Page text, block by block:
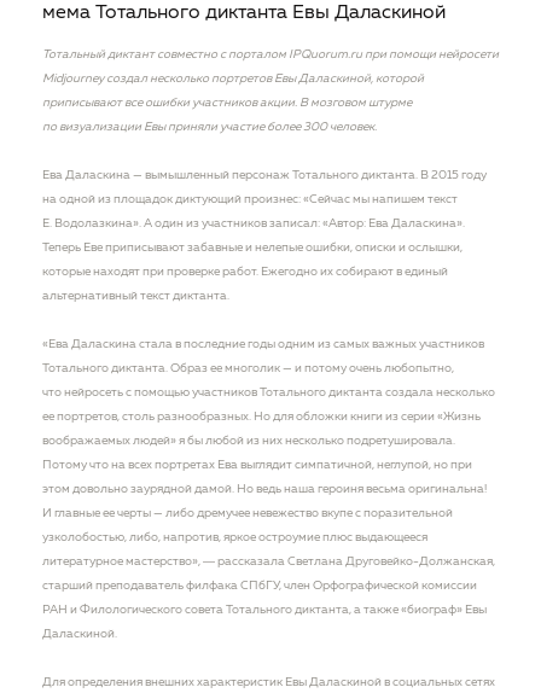
мема Тотального диктанта Евы Даласкиной
Тотальный диктант совместно с порталом IPQuorum.ru при помощи нейросети
Midjourney создал несколько портретов Евы Даласкиной, которой
приписывают все ошибки участников акции. В мозговом штурме
по визуализации Евы приняли участие более 300 человек.
Ева Даласкина — вымышленный персонаж Тотального диктанта. В 2015 году
на одной из площадок диктующий произнес: «Сейчас мы напишем текст
Е. Водолазкина». А один из участников записал: «Автор: Ева Даласкина».
Теперь Еве приписывают забавные и нелепые ошибки, описки и ослышки,
которые находят при проверке работ. Ежегодно их собирают в единый
альтернативный текст диктанта.
«Ева Даласкина стала в последние годы одним из самых важных участников
Тотального диктанта. Образ ее многолик — и потому очень любопытно,
что нейросеть с помощью участников Тотального диктанта создала несколько
ее портретов, столь разнообразных. Но для обложки книги из серии «Жизнь
воображаемых людей» я бы любой из них несколько подретушировала.
Потому что на всех портретах Ева выглядит симпатичной, неглупой, но при
этом довольно заурядной дамой. Но ведь наша героиня весьма оригинальна!
И главные ее черты — либо дремучее невежество вкупе с поразительной
узколобостью, либо, напротив, яркое остроумие плюс выдающееся
литературное мастерство», ― рассказала Светлана Друговейко-Должанская,
старший преподаватель филфака СПбГУ, член Орфографической комиссии
РАН и Филологического совета Тотального диктанта, а также «биограф» Евы
Даласкиной.
Для определения внешних характеристик Евы Даласкиной в социальных сетях